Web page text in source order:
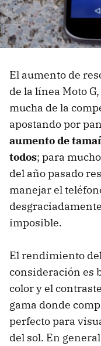
El aumento de
de la línea Moto
mucha de la
apostando por
aumento de
todos; para
del año pasado
manejar el
imposible.
El rendimiento
consideración es
color y el
gama donde
perfecto para
del sol. En